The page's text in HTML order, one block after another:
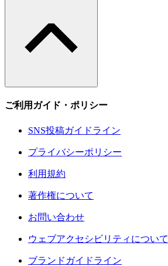
ご利用ガイド・ポリシー
SNS投稿ガイドライン
プライバシーポリシー
利用規約
著作権について
お問い合わせ
ウェブアクセシビリティについて
ブランドガイドライン